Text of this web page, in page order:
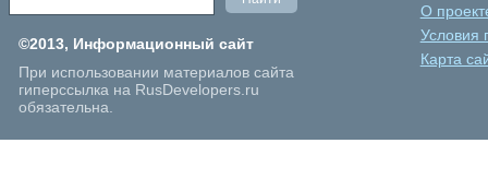
©2013, Информационный сайт
При использовании материалов сайта
гиперссылка на RusDevelopers.ru
обязательна.
О
Условия
Карта